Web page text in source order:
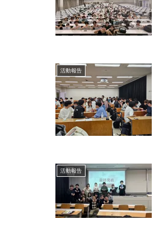
活動報告
活動報告